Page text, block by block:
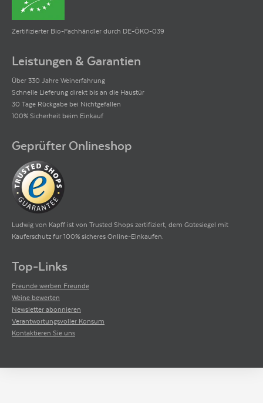
Zertifizierter Bio-Fachhändler durch DE-ÖKO-039
Leistungen & Garantien
Über 330 Jahre Weinerfahrung
Schnelle Lieferung direkt bis an die Haustür
30 Tage Rückgabe bei Nichtgefallen
100% Sicherheit beim Einkauf
Geprüfter Onlineshop
Ludwig von Kapff ist von Trusted Shops zertifiziert, dem Gütesiegel mit
Käuferschutz für 100% sicheres Online-Einkaufen.
Top-Links
Freunde werben Freunde
Weine bewerten
Newsletter abonnieren
Verantwortungsvoller Konsum
Kontaktieren Sie uns